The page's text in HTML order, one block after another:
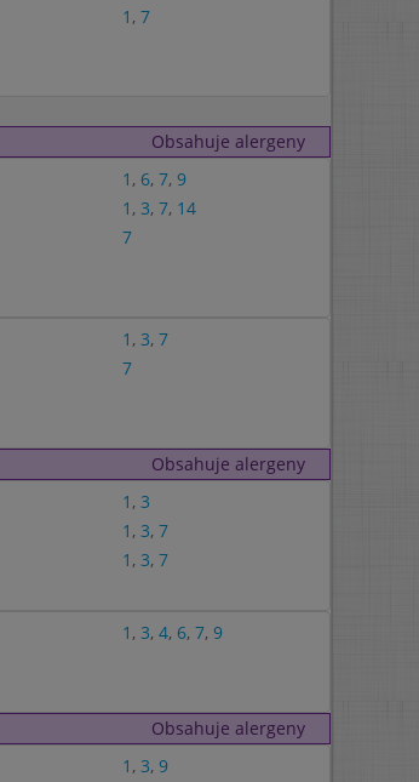
1 , 7
Obsahuje alergeny
1 , 6, 7, 9
1 , 3, 7, 14
7
1 , 3, 7
7
Obsahuje alergeny
1 , 3
1 , 3, 7
1 , 3, 7
1 , 3, 4, 6, 7, 9
Obsahuje alergeny
1 , 3, 9